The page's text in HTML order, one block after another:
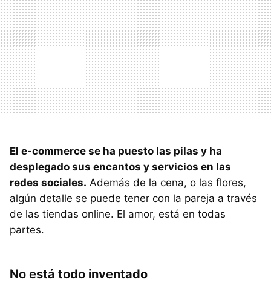
El e-commerce se ha puesto las pilas y ha
desplegado sus encantos y servicios en las
redes sociales. Además de la cena, o las flores,
algún detalle se puede tener con la pareja a través
de las tiendas online. El amor, está en todas
partes.
No está todo inventado